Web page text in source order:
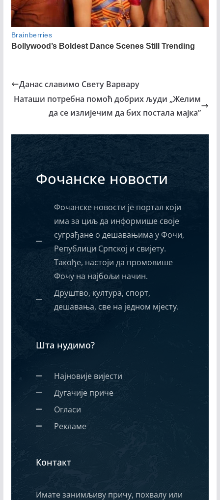
Данас славимо Свету Варвару
Наташи потребна помоћ добрих људи „Желим
да се излијечим да бих постала мајка”
Фочанске новости
Фочанске новости је портал који
има за циљ да информише своје
суграђане о дешавањима у Фочи,
Републици Српској и свијету.
Такође, настоји да промовише
Фочу на најбољи начин.
Друштво, култура, спорт,
дешавања, све на једном мјесту.
Шта нудимо?
Најновије вијести
Дугачије приче
Огласи
Рекламе
Контакт
Имате занимљиву причу, похвалу или